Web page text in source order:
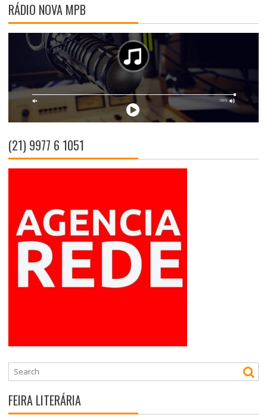
RÁDIO NOVA MPB
(21) 9977 6 1051
FEIRA LITERÁRIA